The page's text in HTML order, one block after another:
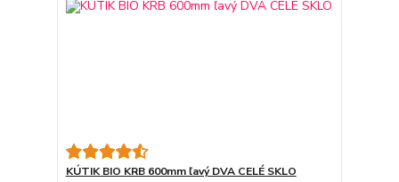
KÚTIK BIO KRB 600mm ľavý DVA CELÉ SKLO